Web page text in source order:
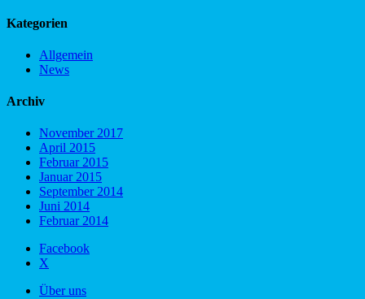
Kategorien
Allgemein
News
Archiv
November 2017
April 2015
Februar 2015
Januar 2015
September 2014
Juni 2014
Februar 2014
Facebook
X
Über uns